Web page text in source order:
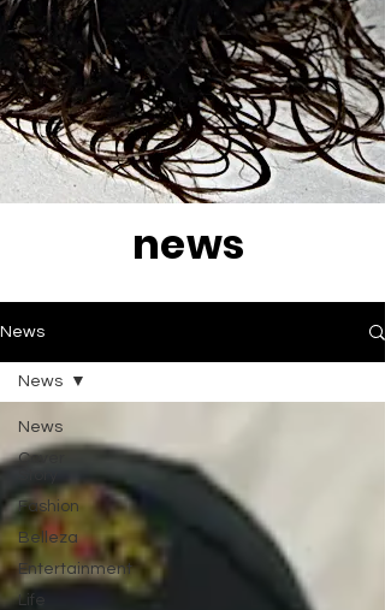
news
News
News
Cover
Fashion
Belleza
Entertainment
Life
News